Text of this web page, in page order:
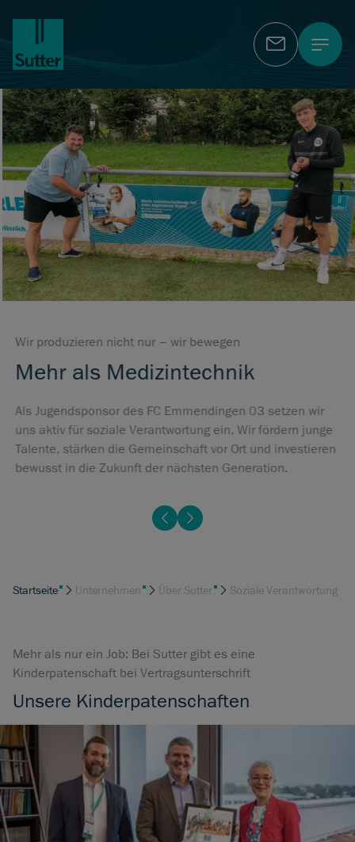
Kontakt
Wir produzieren nicht nur – wir bewegen
Mehr als Medizintechnik
Als Jugendsponsor des FC Emmendingen 03 setzen wir
uns aktiv für soziale Verantwortung ein. Wir fördern junge
Talente, stärken die Gemeinschaft vor Ort und investieren
bewusst in die Zukunft der nächsten Generation.
Startseite Unternehmen Über Sutter Soziale Verantwortung
Mehr als nur ein Job: Bei Sutter gibt es eine
Kinderpatenschaft bei Vertragsunterschrift
Unsere Kinderpatenschaften